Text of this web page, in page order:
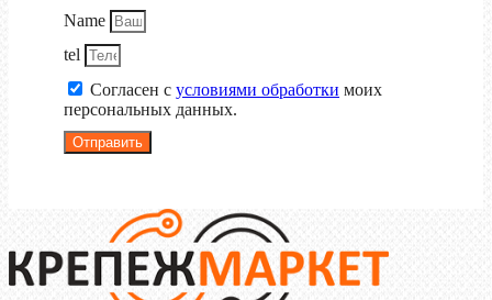
Name
tel
Согласен с условиями обработки моих
персональных данных.
Отправить